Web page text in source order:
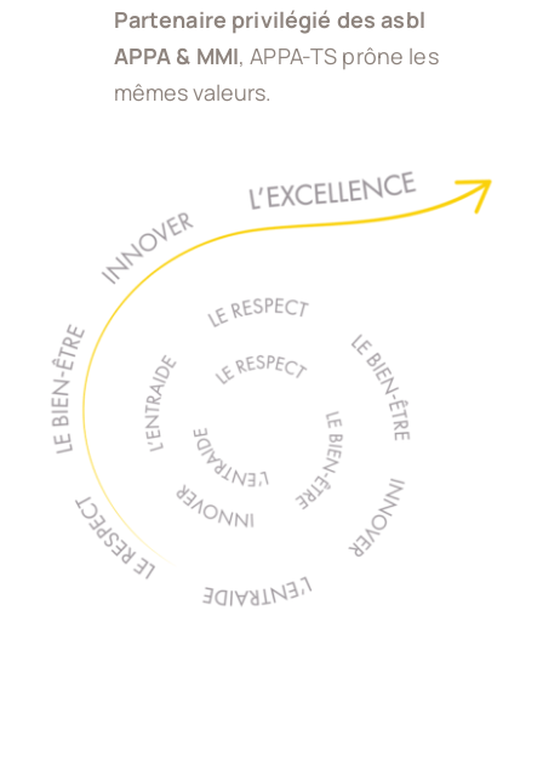
Partenaire privilégié des asbl
APPA & MMI, APPA-TS prône les
mêmes valeurs.